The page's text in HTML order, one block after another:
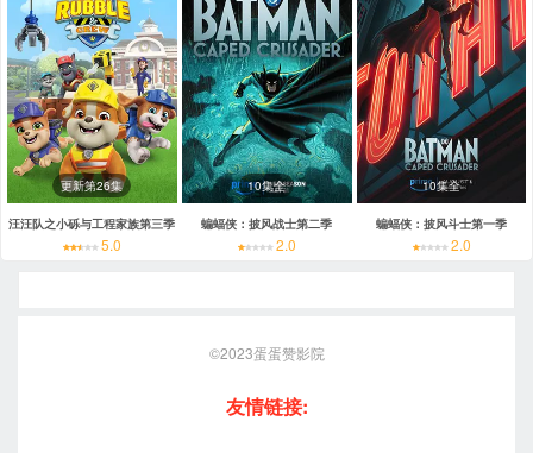
更新第26集
汪汪队之小砾与工程家族第三季
5.0
10集全
蝙蝠侠：披风战士第二季
2.0
10集全
蝙蝠侠：披风斗士第一季
2.0
©2023蛋蛋赞影院
友情链接: